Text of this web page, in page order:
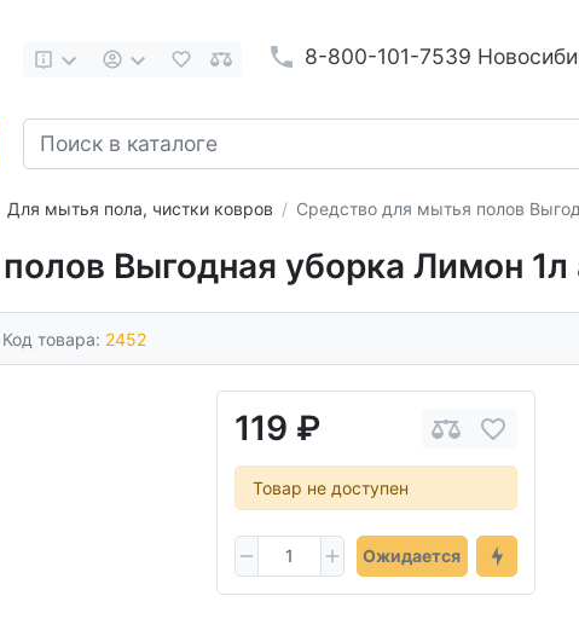
8-800-101-7539
Для мытья пола, чистки ковров Средство для мытья полов
Выгодная уборка Лимон 1л
Код товара: 2452
119 ₽
Товар не доступен
Ожидается